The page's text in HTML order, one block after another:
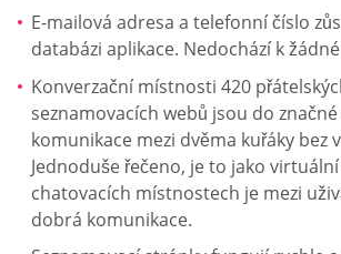
E-mailová adresa a telefonní číslo
databázi aplikace. Nedochází k
Konverzační místnosti 420
seznamovacích webů jsou do
komunikace mezi dvěma kuřáky bez
Jednoduše řečeno, je to jako
chatovacích místnostech je mezi
dobrá komunikace.